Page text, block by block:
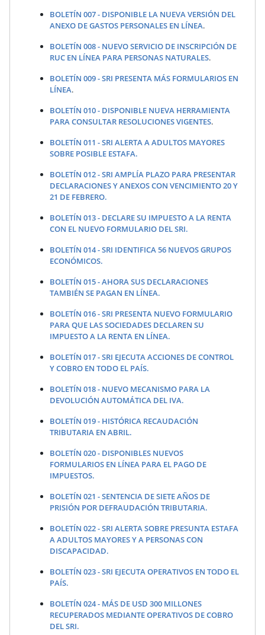
BOLETÍN 007 - DISPONIBLE LA NUEVA VERSIÓN DEL
ANEXO DE GASTOS PERSONALES EN LÍNEA.
BOLETÍN 008 - NUEVO SERVICIO DE INSCRIPCIÓN DE
RUC EN LÍNEA PARA PERSONAS NATURALES.
BOLETÍN 009 - SRI PRESENTA MÁS FORMULARIOS EN
LÍNEA.
BOLETÍN 010 - DISPONIBLE NUEVA HERRAMIENTA
PARA CONSULTAR RESOLUCIONES VIGENTES.
BOLETÍN 011 - SRI ALERTA A ADULTOS MAYORES
SOBRE POSIBLE ESTAFA.
BOLETÍN 012 - SRI AMPLÍA PLAZO PARA PRESENTAR
DECLARACIONES Y ANEXOS CON VENCIMIENTO 20 Y
21 DE FEBRERO.
BOLETÍN 013 - DECLARE SU IMPUESTO A LA RENTA
CON EL NUEVO FORMULARIO DEL SRI.
BOLETÍN 014 - SRI IDENTIFICA 56 NUEVOS GRUPOS
ECONÓMICOS.
BOLETÍN 015 - AHORA SUS DECLARACIONES
TAMBIÉN SE PAGAN EN LÍNEA.
BOLETÍN 016 - SRI PRESENTA NUEVO FORMULARIO
PARA QUE LAS SOCIEDADES DECLAREN SU
IMPUESTO A LA RENTA EN LÍNEA.
BOLETÍN 017 - SRI EJECUTA ACCIONES DE CONTROL
Y COBRO EN TODO EL PAÍS.
BOLETÍN 018 - NUEVO MECANISMO PARA LA
DEVOLUCIÓN AUTOMÁTICA DEL IVA.
BOLETÍN 019 - HISTÓRICA RECAUDACIÓN
TRIBUTARIA EN ABRIL.
BOLETÍN 020 - DISPONIBLES NUEVOS
FORMULARIOS EN LÍNEA PARA EL PAGO DE
IMPUESTOS.
BOLETÍN 021 - SENTENCIA DE SIETE AÑOS DE
PRISIÓN POR DEFRAUDACIÓN TRIBUTARIA.
BOLETÍN 022 - SRI ALERTA SOBRE PRESUNTA ESTAFA
A ADULTOS MAYORES Y A PERSONAS CON
DISCAPACIDAD.
BOLETÍN 023 - SRI EJECUTA OPERATIVOS EN TODO EL
PAÍS.
BOLETÍN 024 - MÁS DE USD 300 MILLONES
RECUPERADOS MEDIANTE OPERATIVOS DE COBRO
DEL SRI.